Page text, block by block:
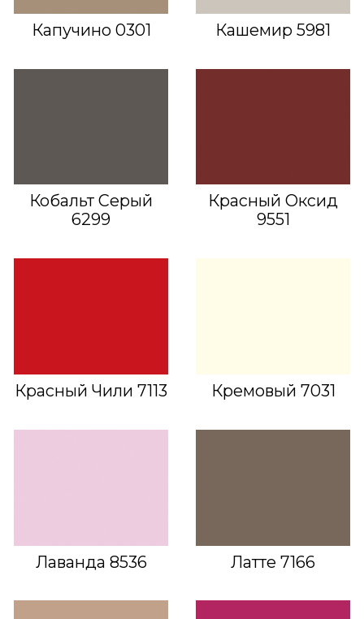
Капучино 0301 Кашемир 5981
Кобальт Серый
6299
Красный Оксид
9551
Красный Чили 7113 Кремовый 7031
Лаванда 8536 Латте 7166